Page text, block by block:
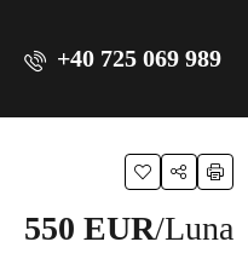
+40 725 069 989
550 EUR/Luna